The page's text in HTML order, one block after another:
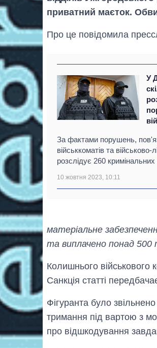
приватний маєток.
Про це повідомила
У
За фактами порушень,
військкоматів та
розслідує 260
10 жовтня 2023, 10:11
матеріальне
та виплачено понад 500
Колишнього військового
Санкція статті
Фігуранта було
тримання під вартою з
про відшкодування